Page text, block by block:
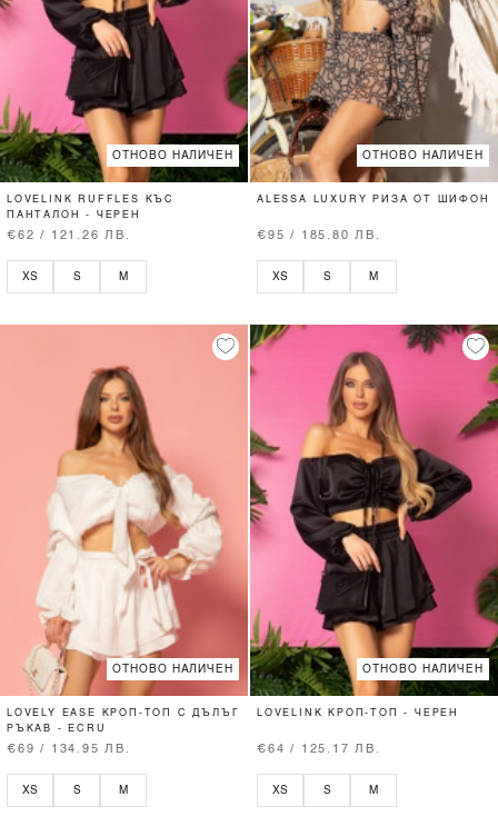
ОТНОВО НАЛИЧЕН
LOVELINK RUFFLES КЪС
ПАНТАЛОН - ЧЕРЕН
€62 / 121.26 ЛВ.
XS S M
ОТНОВО НАЛИЧЕН
ALESSA LUXURY РИЗА ОТ ШИФОН
€95 / 185.80 ЛВ.
XS S M
ОТНОВО НАЛИЧЕН
LOVELY EASE КРОП-ТОП С ДЪЛЪГ
РЪКАВ - ECRU
€69 / 134.95 ЛВ.
XS S M
ОТНОВО НАЛИЧЕН
LOVELINK КРОП-ТОП - ЧЕРЕН
€64 / 125.17 ЛВ.
XS S M